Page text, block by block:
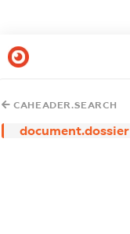
CAHEADER.SEARCH
document.dossier